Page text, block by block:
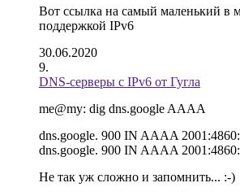
Вот ссылка на самый маленький в
поддержкой IPv6
30.06.2020
DNS-серверы с IPv6 от Гугла
me@my: dig dns.google AAAA
dns.google. 900 IN AAAA
dns.google. 900 IN AAAA
Не так уж сложно и запомнить... :-)